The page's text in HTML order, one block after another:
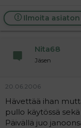
Ilmoita
Nita68
Jäsen
20.06.2006
Hävettää ihan
pullo käytössä
Päivällä juo